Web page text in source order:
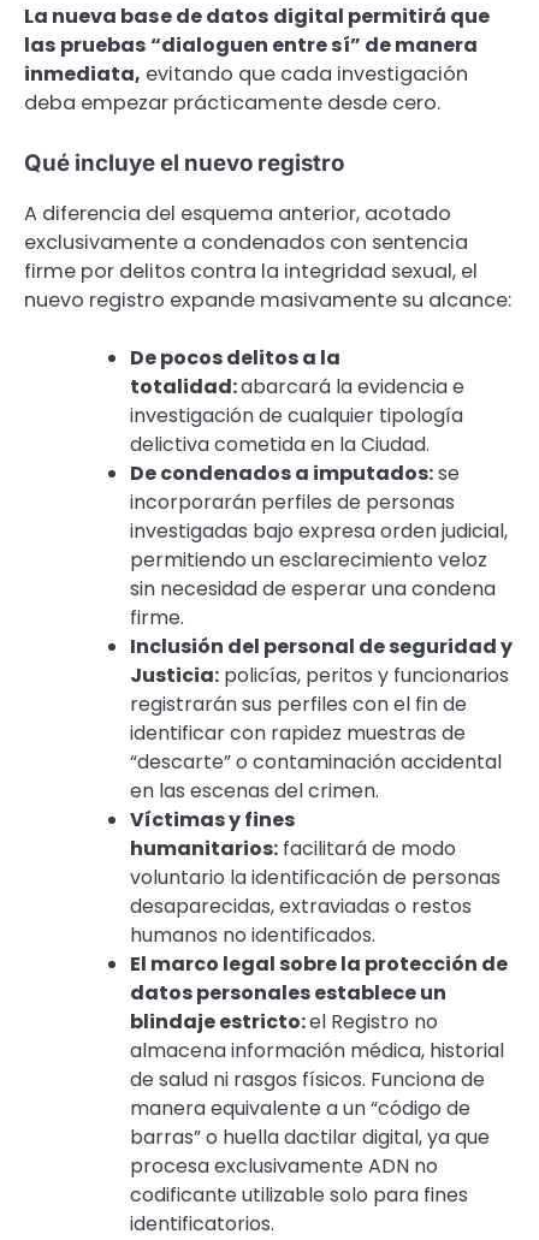
La nueva base de datos digital permitirá que
las pruebas “dialoguen entre sí” de manera
inmediata, evitando que cada investigación
deba empezar prácticamente desde cero.
Qué incluye el nuevo registro
A diferencia del esquema anterior, acotado
exclusivamente a condenados con sentencia
firme por delitos contra la integridad sexual, el
nuevo registro expande masivamente su alcance:
De pocos delitos a la
totalidad:abarcará la evidencia e
investigación de cualquier tipología
delictiva cometida en la Ciudad.
De condenados a imputados:se
incorporarán perfiles de personas
investigadas bajo expresa orden judicial,
permitiendo un esclarecimiento veloz
sin necesidad de esperar una condena
firme.
Inclusión del personal de seguridad y
Justicia: policías, peritos y funcionarios
registrarán sus perfiles con el fin de
identificar con rapidez muestras de
“descarte” o contaminación accidental
en las escenas del crimen.
Víctimas y fines
humanitarios: facilitará de modo
voluntario la identificación de personas
desaparecidas, extraviadas o restos
humanos no identificados.
El marco legal sobre la protección de
datos personales establece un
blindaje estricto:el Registro no
almacena información médica, historial
de salud ni rasgos físicos. Funciona de
manera equivalente a un “código de
barras” o huella dactilar digital, ya que
procesa exclusivamente ADN no
codificante utilizable solo para fines
identificatorios.